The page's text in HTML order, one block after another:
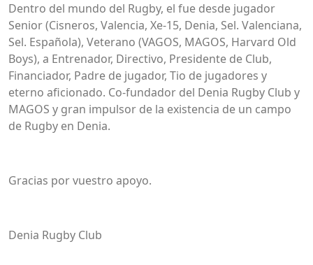
Dentro del mundo del Rugby, el fue desde jugador
Senior (Cisneros, Valencia, Xe-15, Denia, Sel. Valenciana,
Sel. Española), Veterano (VAGOS, MAGOS, Harvard Old
Boys), a Entrenador, Directivo, Presidente de Club,
Financiador, Padre de jugador, Tio de jugadores y
eterno aficionado. Co-fundador del Denia Rugby Club y
MAGOS y gran impulsor de la existencia de un campo
de Rugby en Denia.
Gracias por vuestro apoyo.
Denia Rugby Club